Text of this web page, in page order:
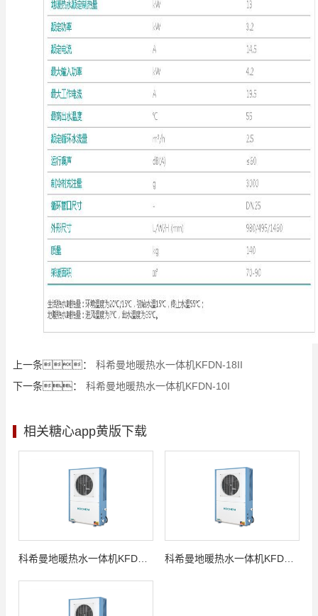
上一条：
科希曼地暖热水一体机KFDN-18II
下一条：
科希曼地暖热水一体机KFDN-10I
相关糖心app黄版下载